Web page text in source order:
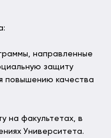
направленные
защиту
повышению качества
на факультетах, в
Университета.